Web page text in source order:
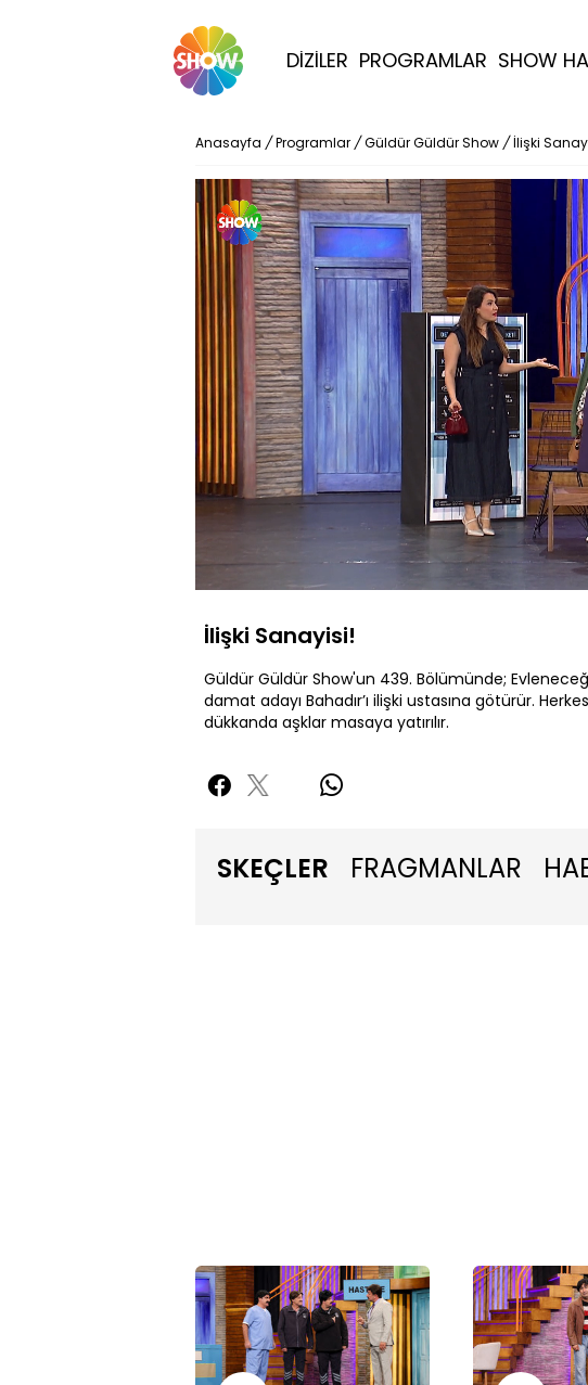
DİZİLER PROGRAMLAR SHOW
Anasayfa / Programlar / Güldür Güldür Show / İlişki
İlişki Sanayisi!
Güldür Güldür Show'un 439. Bölümünde;
damat adayı Bahadır’ı ilişki ustasına götürür.
dükkanda aşklar masaya yatırılır.
SKEÇLER FRAGMANLAR